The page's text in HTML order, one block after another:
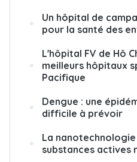
Un hôpital de
pour la santé des
L'hôpital FV de Hô
meilleurs hôpitaux
Pacifique
Dengue : une
difficile à prévoir
La
substances actives